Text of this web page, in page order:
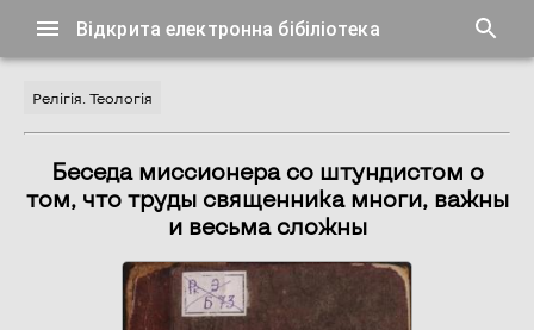
Відкрита електронна бібіліотека
Релігія. Теологія
Беседа миссионера со штундистом о
том, что труды священника многи, важны
и весьма сложны